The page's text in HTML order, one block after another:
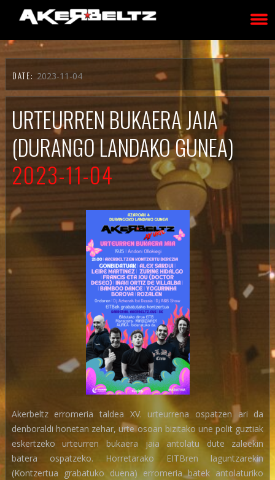
DATE: 2023-11-04
URTEURREN BUKAERA JAIA
(DURANGO LANDAKO GUNEA)
2023-11-04
Akerbeltz erromeria taldea XV. urteurrena ospatzen ari da
denboraldi honetan zehar, urte osoan bizitako une polit guztiak
eskertzeko urteurren bukaera jaia antolatu dute zaleekin
batera ospatzeko. Horretarako EITBren laguntzarekin
(Kontzertua grabatuko duena) erromeria batek antolaturiko